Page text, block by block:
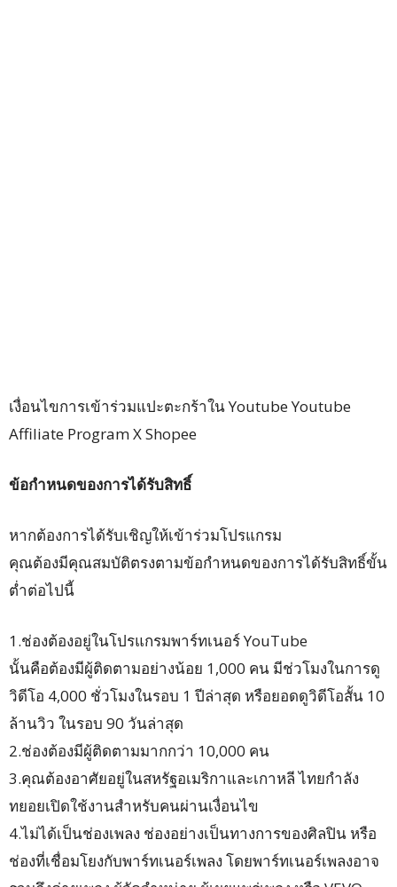
เงื่อนไขการเข้าร่วมแปะตะกร้าใน Youtube Youtube
Affiliate Program X Shopee
ข้อกำหนดของการได้รับสิทธิ์
หากต้องการได้รับเชิญให้เข้าร่วมโปรแกรม
คุณต้องมีคุณสมบัติตรงตามข้อกำหนดของการได้รับสิทธิ์ขั้น
ต่ำต่อไปนี้
1.ช่องต้องอยู่ในโปรแกรมพาร์ทเนอร์ YouTube
นั้นคือต้องมีผู้ติดตามอย่างน้อย 1,000 คน มีช่วโมงในการดู
วิดีโอ 4,000 ชั่วโมงในรอบ 1 ปีล่าสุด หรือยอดดูวิดีโอสั้น 10
ล้านวิว ในรอบ 90 วันล่าสุด
2.ช่องต้องมีผู้ติดตามมากกว่า 10,000 คน
3.คุณต้องอาศัยอยู่ในสหรัฐอเมริกาและเกาหลี ไทยกำลัง
ทยอยเปิดใช้งานสำหรับคนผ่านเงื่อนไข
4.ไม่ได้เป็นช่องเพลง ช่องอย่างเป็นทางการของศิลปิน หรือ
ช่องที่เชื่อมโยงกับพาร์ทเนอร์เพลง โดยพาร์ทเนอร์เพลงอาจ